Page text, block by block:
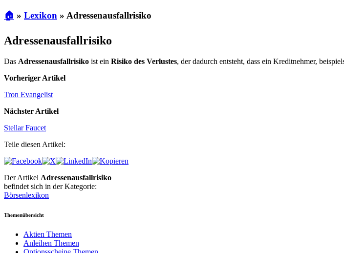
🏠 » Lexikon » Adressenausfallrisiko
Adressenausfallrisiko
Das Adressenausfallrisiko ist ein Risiko des Verlustes, der dadurch entsteht, dass ein Kreditnehmer,
Vorheriger Artikel
Tron Evangelist
Nächster Artikel
Stellar Faucet
Teile diesen Artikel:
Der Artikel Adressenausfallrisiko
befindet sich in der Kategorie:
Börsenlexikon
Themenübersicht
Aktien Themen
Anleihen Themen